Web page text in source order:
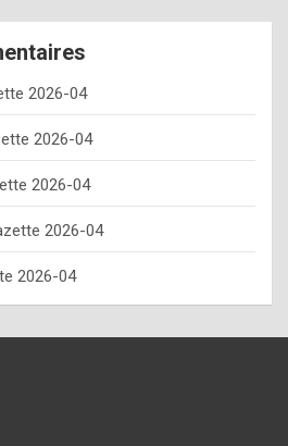
w
o
t
e
n
y
o
u
s
h
2026-04
2026-04
2026-04
2026-04
2026-04